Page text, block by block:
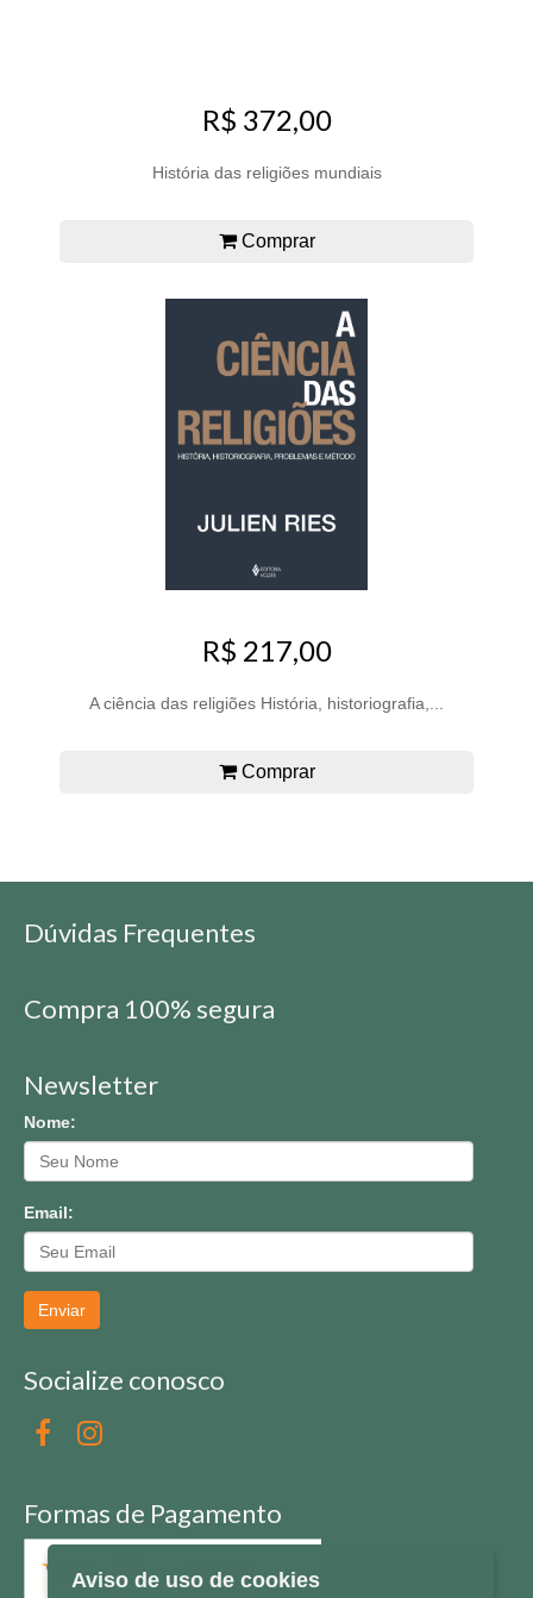
R$ 372,00
História das religiões mundiais
Comprar
R$ 217,00
A ciência das religiões História, historiografia,...
Comprar
Dúvidas Frequentes
Compra 100% segura
Newsletter
Nome:
Email:
Enviar
Socialize conosco
Formas de Pagamento
Aviso de uso de cookies